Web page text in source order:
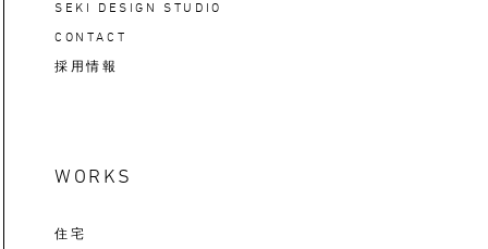
SEKI DESIGN STUDIO
CONTACT
採用情報
WORKS
住宅